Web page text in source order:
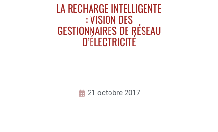
LA RECHARGE INTELLIGENTE
: VISION DES
GESTIONNAIRES DE RÉSEAU
D’ÉLECTRICITÉ
21 octobre 2017